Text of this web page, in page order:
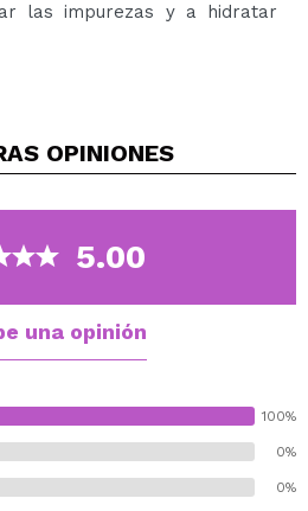
las impurezas y a hidratar
preserva la humedad
de oxígeno.
OPINIONES
5.00
una opinión
100%
0%
0%